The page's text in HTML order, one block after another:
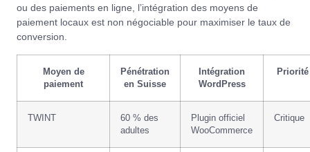
ou des paiements en ligne, l’intégration des moyens de
paiement locaux est non négociable pour maximiser le taux de
conversion.
Moyen de
paiement
Pénétration
en Suisse
Intégration
WordPress
Priorité
TWINT
60 % des
adultes
Plugin officiel
WooCommerce
Critique